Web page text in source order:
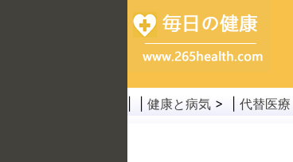
健康と病気 > | 代替医療